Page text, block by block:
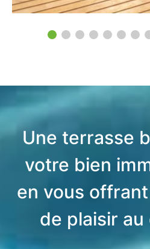
Une terrasse
votre bien
en vous
de plaisir